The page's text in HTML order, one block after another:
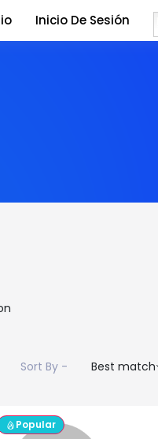
Inicio De Sesión
Sort By - Best match
Popular